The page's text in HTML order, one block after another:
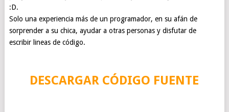
:D.
Solo una experiencia más de un programador, en su afán de
sorprender a su chica, ayudar a otras personas y disfutar de
escribir lineas de código.
DESCARGAR CÓDIGO FUENTE